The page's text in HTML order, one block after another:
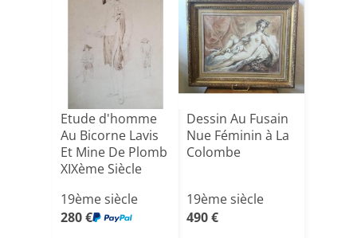
Etude d'homme
Au Bicorne Lavis
Et Mine De Plomb
XIXème Siècle
19ème siècle
280 €
Dessin Au Fusain
Nue Féminin à La
Colombe
19ème siècle
490 €